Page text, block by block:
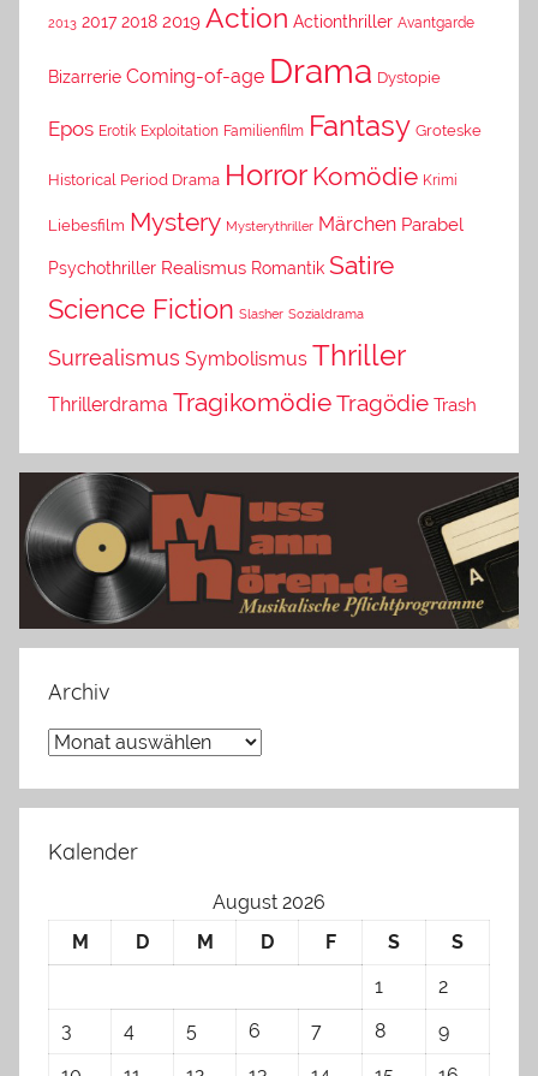
2013 2017 2018 2019 Action Actionthriller Avantgarde
Bizarrerie Coming-of-age Drama Dystopie
Epos Erotik Exploitation Familienfilm Fantasy Groteske
Historical Period Drama Horror Komödie Krimi
Liebesfilm Mystery Mysterythriller Märchen Parabel
Psychothriller Realismus Romantik Satire
Science Fiction Slasher Sozialdrama
Surrealismus Symbolismus Thriller
Thrillerdrama TragikomödieTragödie Trash
Archiv
Archiv
Kalender
August 2026
M
D M D F S
S
1
2
3
4 5 6 7 8
9